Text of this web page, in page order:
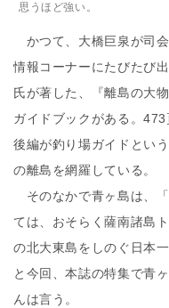
思うほど強い。
かつて、大橋巨泉が司
情報コーナーにたびたび
氏が著した、『離島の大
ガイドブックがある。473
後編が釣り場ガイドとい
の離島を網羅している。
そのなかで青ヶ島は、
ては、おそらく薩南諸島
の北大東島をしのぐ日本
と今回、本誌の特集で青
んは言う。